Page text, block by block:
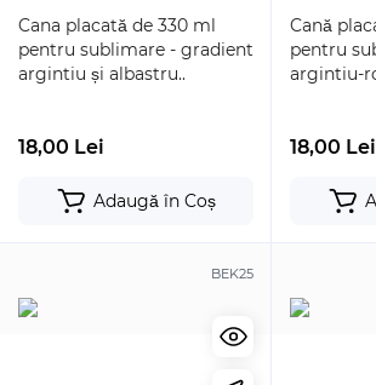
Cana placată de 330 ml
pentru sublimare - gradient
argintiu și albastru..
18,00 Lei
Adaugă în Coș
Cană
pentru
argintiu-
18,00 Lei
BEK25